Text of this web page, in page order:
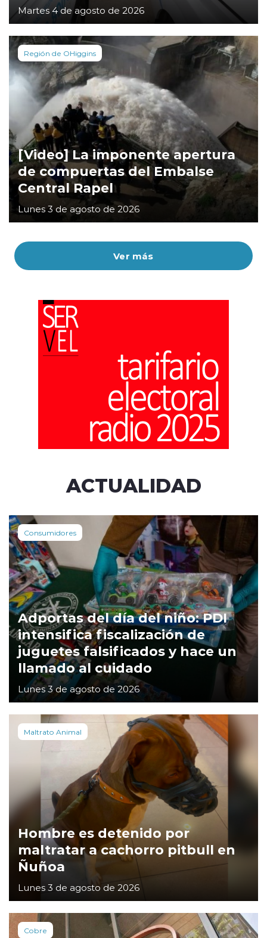
Ver más
Martes 4 de agosto de 2026
Región de OHiggins
[Video] La imponente apertura
de compuertas del Embalse
Central Rapel
Lunes 3 de agosto de 2026
ACTUALIDAD
Consumidores
Adportas del día del niño: PDI
intensifica fiscalización de
juguetes falsificados y hace un
llamado al cuidado
Lunes 3 de agosto de 2026
Maltrato Animal
Hombre es detenido por
maltratar a cachorro pitbull en
Ñuñoa
Lunes 3 de agosto de 2026
Cobre